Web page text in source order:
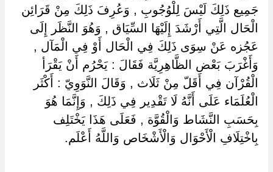
جَمِيع ذَلِكَ لَيْسَ لِلْوُجُوبِ , وَعُرِفَ ذَلِكَ مِنْ قَرَائِن
الْحَال الَّتِي أَرْشَدَ إِلَيْهَا السِّيَاق , وَهُوَ النَّظَر إِلَى
عَجُزه عَنْ سِوَى ذَلِكَ فِي الْحَال أَوْ فِي الْمَآل ,
وَأَغْرَبَ بَعْض الظَّاهِرِيَّة فَقَالَ : يَحْرُم أَنْ يَقْرَأ
الْقُرْآن فِي أَقَلّ مِنْ ثَلَاث , وَقَالَ النَّوَوِيّ : أَكْثَر
الْعُلَمَاء عَلَى أَنَّهُ لَا تَقْدِير فِي ذَلِكَ , وَإِنَّمَا هُوَ
بِحَسَبِ النَّشَاط وَالْقُوَّة , فَعَلَى هَذَا يَخْتَلِف
بِاخْتِلَافِ الْأَحْوَال وَالْأَشْخَاص وَاللَّهُ أَعْلَم.